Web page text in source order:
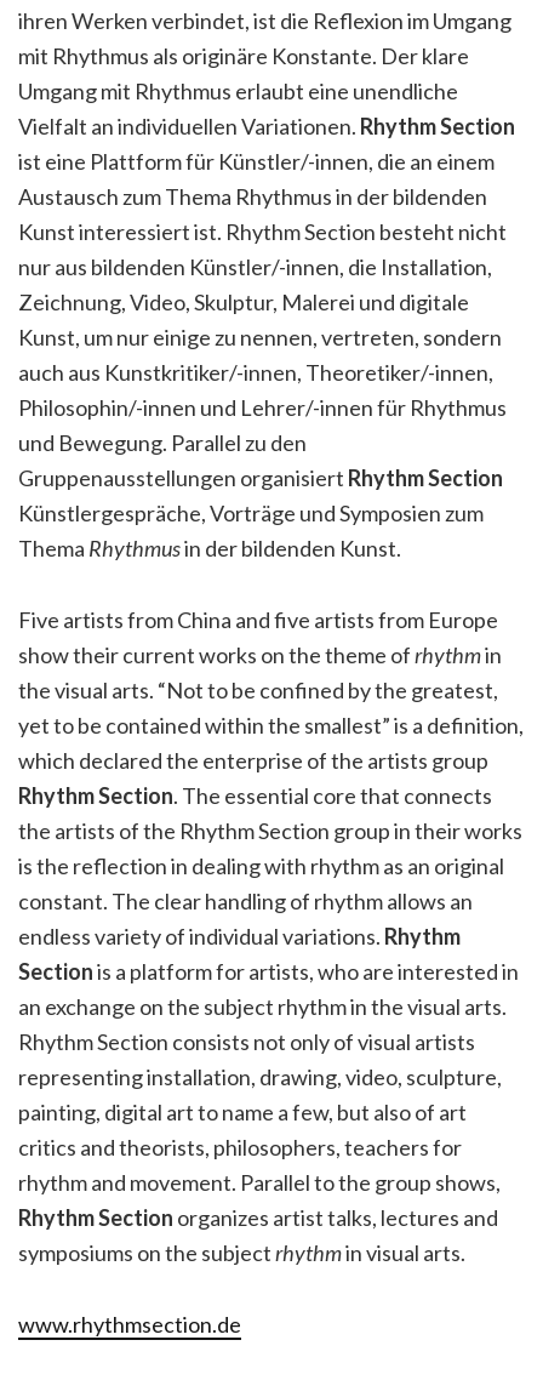
ihren Werken verbindet, ist die Reflexion im Umgang
mit Rhythmus als originäre Konstante. Der klare
Umgang mit Rhythmus erlaubt eine unendliche
Vielfalt an individuellen Variationen. Rhythm Section
ist eine Plattform für Künstler/-innen, die an einem
Austausch zum Thema Rhythmus in der bildenden
Kunst interessiert ist. Rhythm Section besteht nicht
nur aus bildenden Künstler/-innen, die Installation,
Zeichnung, Video, Skulptur, Malerei und digitale
Kunst, um nur einige zu nennen, vertreten, sondern
auch aus Kunstkritiker/-innen, Theoretiker/-innen,
Philosophin/-innen und Lehrer/-innen für Rhythmus
und Bewegung. Parallel zu den
Gruppenausstellungen organisiert Rhythm Section
Künstlergespräche, Vorträge und Symposien zum
Thema Rhythmusin der bildenden Kunst.
Five artists from China and five artists from Europe
show their current works on the theme ofrhythmin
the visual arts. “Not to be confined by the greatest,
yet to be contained within the smallest” is a definition,
which declared the enterprise of the artists group
Rhythm Section. The essential core that connects
the artists of the Rhythm Section group in their works
is the reflection in dealing with rhythm as an original
constant. The clear handling of rhythm allows an
endless variety of individual variations. Rhythm
Sectionis a platform for artists, who are interested in
an exchange on the subject rhythm in the visual arts.
Rhythm Section consists not only of visual artists
representing installation, drawing, video, sculpture,
painting, digital art to name a few, but also of art
critics and theorists, philosophers, teachers for
rhythm and movement. Parallel to the group shows,
Rhythm Section organizes artist talks, lectures and
symposiums on the subjectrhythmin visual arts.
www.rhythmsection.de